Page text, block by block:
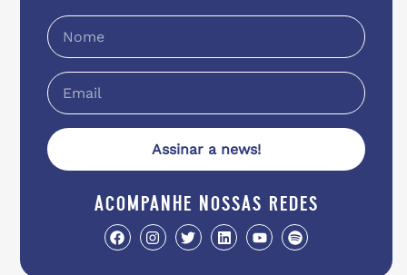
Assinar a news!
acompanhe nossas redes